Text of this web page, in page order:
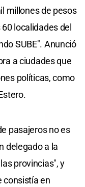
millones de pesos
localidades del
SUBE". Anunció
a ciudades que
políticas, como
pasajeros no es
delegado a la
provincias", y
consistía en